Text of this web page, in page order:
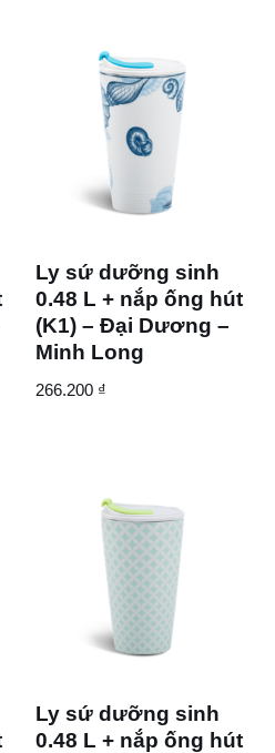
Ly sứ dưỡng sinh
0.48 L + nắp ống hút
(K1) – Đại Dương –
Minh Long
266.200 ₫
Ly sứ dưỡng sinh
0.48 L + nắp ống hút